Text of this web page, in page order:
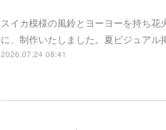
スイカ模様の風鈴とヨーヨーを持ち
に、制作いたしました。夏ビジュア
2026.07.24 08:41